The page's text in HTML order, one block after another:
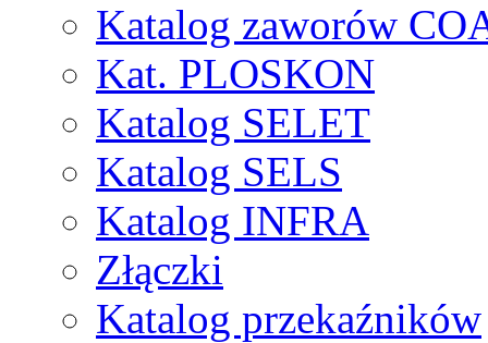
Katalog zaworów
Kat. PLOSKON
Katalog SELET
Katalog SELS
Katalog INFRA
Złączki
Katalog przekaźników